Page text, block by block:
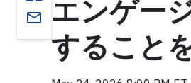
email
エンゲー
すること